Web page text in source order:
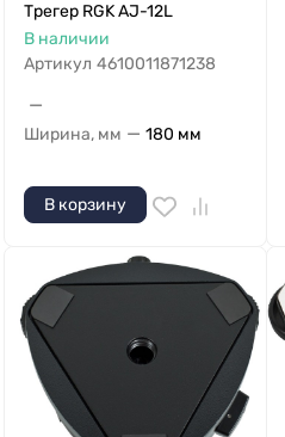
Трегер RGK AJ-12L
В наличии
Артикул 4610011871238
—
Ширина, мм — 180 мм
В корзину